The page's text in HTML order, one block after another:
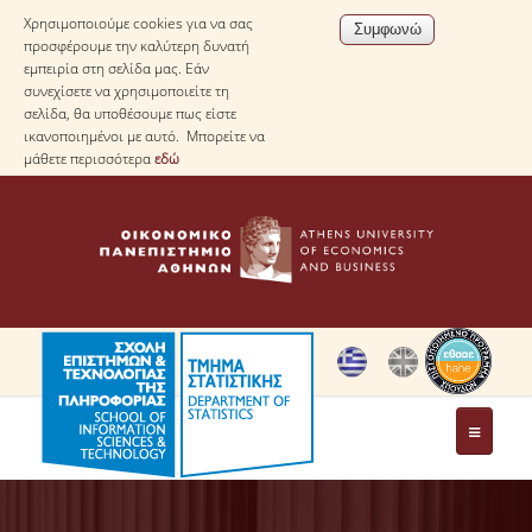
Χρησιμοποιούμε cookies για να σας
προσφέρουμε την καλύτερη δυνατή
εμπειρία στη σελίδα μας. Εάν
συνεχίσετε να χρησιμοποιείτε τη
σελίδα, θα υποθέσουμε πως είστε
ικανοποιημένοι με αυτό. Μπορείτε να
μάθετε περισσότεραεδώ
ΤΟ ΤΜΗΜΑ